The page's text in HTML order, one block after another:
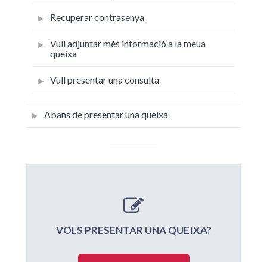
Recuperar contrasenya
Vull adjuntar més informació a la meua
queixa
Vull presentar una consulta
Abans de presentar una queixa
VOLS PRESENTAR UNA QUEIXA?